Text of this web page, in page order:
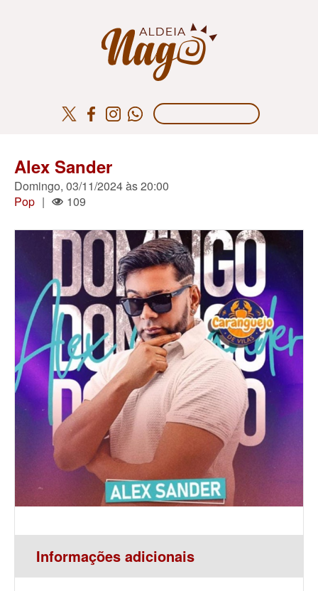
Alex Sander
Domingo, 03/11/2024 às 20:00
Pop | 109
Informações adicionais